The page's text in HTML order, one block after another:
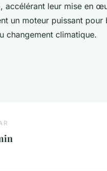
, accélérant leur mise en
un moteur puissant
changement climatique.